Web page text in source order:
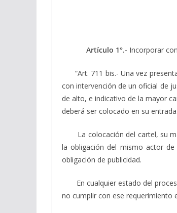
Artículo 1°.- Incorporar
“Art. 711 bis.- Una vez
con intervención de un oficial de
de alto, e indicativo de la mayor
deberá ser colocado en su entrada.
La colocación del cartel, su
la obligación del mismo actor
obligación de publicidad.
En cualquier estado del
no cumplir con ese requerimiento